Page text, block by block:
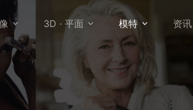
 3D · 平面  模特  资